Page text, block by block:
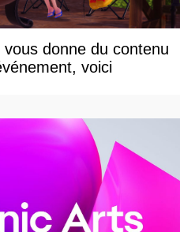
donne du contenu
voici